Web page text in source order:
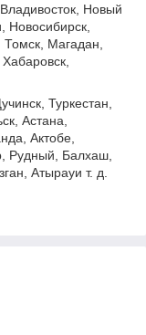
Новый
Томск, Магадан,
Туркестан,
Астана,
Актобе,
Рудный, Балхаш,
Атырауи т. д.